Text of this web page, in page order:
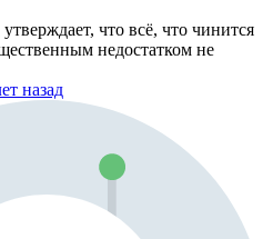
что всё, что чинится
недостатком не
назад